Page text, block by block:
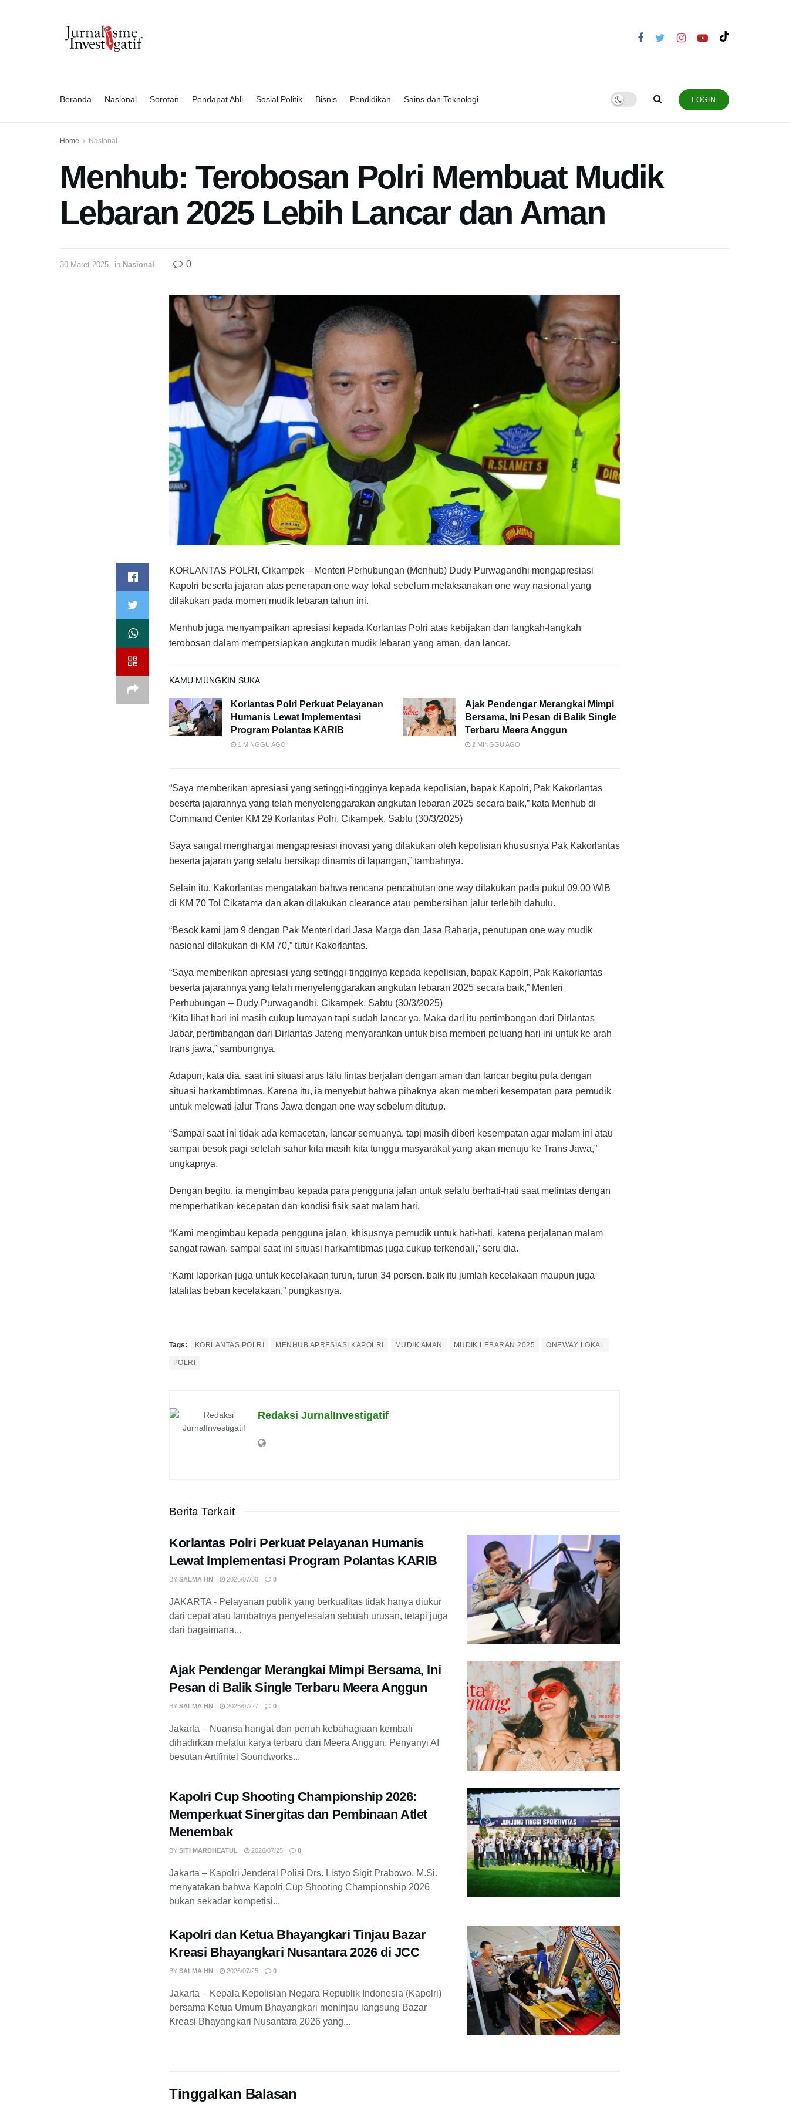
Beranda Nasional Sorotan Pendapat Ahli Sosial Politik Bisnis Pendidikan Sains dan Teknologi LOGIN
Home Nasional
Menhub: Terobosan Polri Membuat Mudik
Lebaran 2025 Lebih Lancar dan Aman
30 Maret 2025 in Nasional 0
KORLANTAS POLRI, Cikampek – Menteri Perhubungan (Menhub) Dudy Purwagandhi mengapresiasi
Kapolri beserta jajaran atas penerapan one way lokal sebelum melaksanakan one way nasional yang
dilakukan pada momen mudik lebaran tahun ini.
Menhub juga menyampaikan apresiasi kepada Korlantas Polri atas kebijakan dan langkah-langkah
terobosan dalam mempersiapkan angkutan mudik lebaran yang aman, dan lancar.
KAMU MUNGKIN SUKA
Korlantas Polri Perkuat Pelayanan
Humanis Lewat Implementasi
Program Polantas KARIB
1 MINGGU AGO
Ajak Pendengar Merangkai Mimpi
Bersama, Ini Pesan di Balik Single
Terbaru Meera Anggun
2 MINGGU AGO
“Saya memberikan apresiasi yang setinggi-tingginya kepada kepolisian, bapak Kapolri, Pak Kakorlantas
beserta jajarannya yang telah menyelenggarakan angkutan lebaran 2025 secara baik,” kata Menhub di
Command Center KM 29 Korlantas Polri, Cikampek, Sabtu (30/3/2025)
Saya sangat menghargai mengapresiasi inovasi yang dilakukan oleh kepolisian khususnya Pak Kakorlantas
beserta jajaran yang selalu bersikap dinamis di lapangan,” tambahnya.
Selain itu, Kakorlantas mengatakan bahwa rencana pencabutan one way dilakukan pada pukul 09.00 WIB
di KM 70 Tol Cikatama dan akan dilakukan clearance atau pembersihan jalur terlebih dahulu.
“Besok kami jam 9 dengan Pak Menteri dari Jasa Marga dan Jasa Raharja, penutupan one way mudik
nasional dilakukan di KM 70,” tutur Kakorlantas.
“Saya memberikan apresiasi yang setinggi-tingginya kepada kepolisian, bapak Kapolri, Pak Kakorlantas
beserta jajarannya yang telah menyelenggarakan angkutan lebaran 2025 secara baik,” Menteri
Perhubungan – Dudy Purwagandhi, Cikampek, Sabtu (30/3/2025)
“Kita lihat hari ini masih cukup lumayan tapi sudah lancar ya. Maka dari itu pertimbangan dari Dirlantas
Jabar, pertimbangan dari Dirlantas Jateng menyarankan untuk bisa memberi peluang hari ini untuk ke arah
trans jawa,” sambungnya.
Adapun, kata dia, saat ini situasi arus lalu lintas berjalan dengan aman dan lancar begitu pula dengan
situasi harkambtimnas. Karena itu, ia menyebut bahwa pihaknya akan memberi kesempatan para pemudik
untuk melewati jalur Trans Jawa dengan one way sebelum ditutup.
“Sampai saat ini tidak ada kemacetan, lancar semuanya. tapi masih diberi kesempatan agar malam ini atau
sampai besok pagi setelah sahur kita masih kita tunggu masyarakat yang akan menuju ke Trans Jawa,”
ungkapnya.
Dengan begitu, ia mengimbau kepada para pengguna jalan untuk selalu berhati-hati saat melintas dengan
memperhatikan kecepatan dan kondisi fisik saat malam hari.
“Kami mengimbau kepada pengguna jalan, khisusnya pemudik untuk hati-hati, katena perjalanan malam
sangat rawan. sampai saat ini situasi harkamtibmas juga cukup terkendali,” seru dia.
“Kami laporkan juga untuk kecelakaan turun, turun 34 persen. baik itu jumlah kecelakaan maupun juga
fatalitas beban kecelakaan,” pungkasnya.
Tags: KORLANTAS POLRI MENHUB APRESIASI KAPOLRI MUDIK AMAN MUDIK LEBARAN 2025 ONEWAY LOKAL
POLRI
Redaksi JurnalInvestigatif
Berita Terkait
Korlantas Polri Perkuat Pelayanan Humanis
Lewat Implementasi Program Polantas KARIB
BY SALMA HN 2026/07/30 0
JAKARTA - Pelayanan publik yang berkualitas tidak hanya diukur
dari cepat atau lambatnya penyelesaian sebuah urusan, tetapi juga
dari bagaimana...
Ajak Pendengar Merangkai Mimpi Bersama, Ini
Pesan di Balik Single Terbaru Meera Anggun
BY SALMA HN 2026/07/27 0
Jakarta – Nuansa hangat dan penuh kebahagiaan kembali
dihadirkan melalui karya terbaru dari Meera Anggun. Penyanyi AI
besutan Artifintel Soundworks...
Kapolri Cup Shooting Championship 2026:
Memperkuat Sinergitas dan Pembinaan Atlet
Menembak
BY SITI MARDHEATUL 2026/07/25 0
Jakarta – Kapolri Jenderal Polisi Drs. Listyo Sigit Prabowo, M.Si.
menyatakan bahwa Kapolri Cup Shooting Championship 2026
bukan sekadar kompetisi...
Kapolri dan Ketua Bhayangkari Tinjau Bazar
Kreasi Bhayangkari Nusantara 2026 di JCC
BY SALMA HN 2026/07/25 0
Jakarta – Kepala Kepolisian Negara Republik Indonesia (Kapolri)
bersama Ketua Umum Bhayangkari meninjau langsung Bazar
Kreasi Bhayangkari Nusantara 2026 yang...
Tinggalkan Balasan